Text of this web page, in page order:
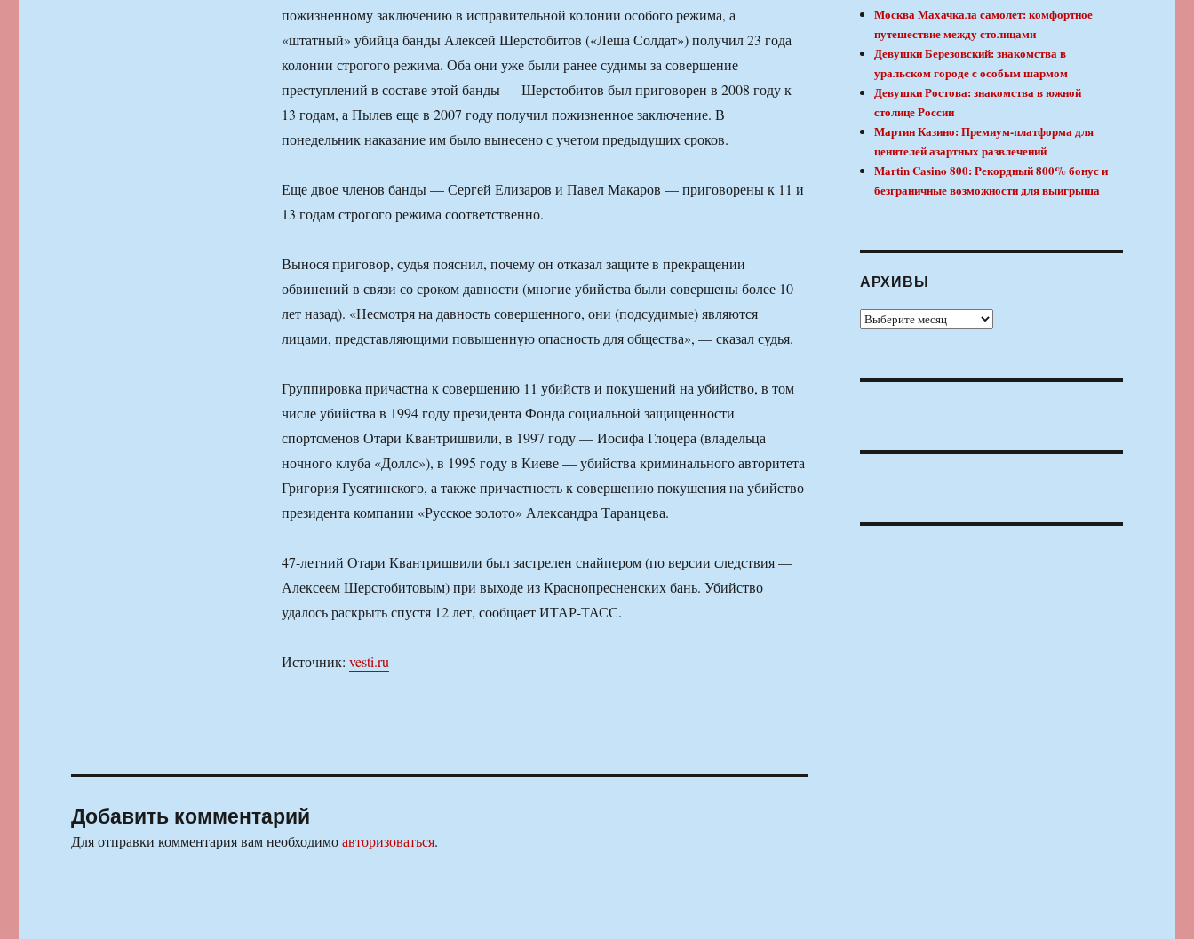
пожизненному заключению в исправительной колонии особого режима, а
«штатный» убийца банды Алексей Шерстобитов («Леша Солдат») получил 23 года
колонии строгого режима. Оба они уже были ранее судимы за совершение
преступлений в составе этой банды — Шерстобитов был приговорен в 2008 году к
13 годам, а Пылев еще в 2007 году получил пожизненное заключение. В
понедельник наказание им было вынесено с учетом предыдущих сроков.
Еще двое членов банды — Сергей Елизаров и Павел Макаров — приговорены к 11 и
13 годам строгого режима соответственно.
Вынося приговор, судья пояснил, почему он отказал защите в прекращении
обвинений в связи со сроком давности (многие убийства были совершены более 10
лет назад). «Несмотря на давность совершенного, они (подсудимые) являются
лицами, представляющими повышенную опасность для общества», — сказал судья.
Группировка причастна к совершению 11 убийств и покушений на убийство, в том
числе убийства в 1994 году президента Фонда социальной защищенности
спортсменов Отари Квантришвили, в 1997 году — Иосифа Глоцера (владельца
ночного клуба «Доллс»), в 1995 году в Киеве — убийства криминального авторитета
Григория Гусятинского, а также причастность к совершению покушения на убийство
президента компании «Русское золото» Александра Таранцева.
47-летний Отари Квантришвили был застрелен снайпером (по версии следствия —
Алексеем Шерстобитовым) при выходе из Краснопресненских бань. Убийство
удалось раскрыть спустя 12 лет, сообщает ИТАР-ТАСС.
Источник: vesti.ru
Добавить комментарий
Для отправки комментария вам необходимоавторизоваться.
Москва Махачкала самолет: комфортное
путешествие между столицами
Девушки Березовский: знакомства в
уральском городе с особым шармом
Девушки Ростова: знакомства в южной
столице России
Мартин Казино: Премиум-платформа для
ценителей азартных развлечений
Martin Casino 800: Рекордный 800% бонус и
безграничные возможности для выигрыша
АРХИВЫ
Архивы